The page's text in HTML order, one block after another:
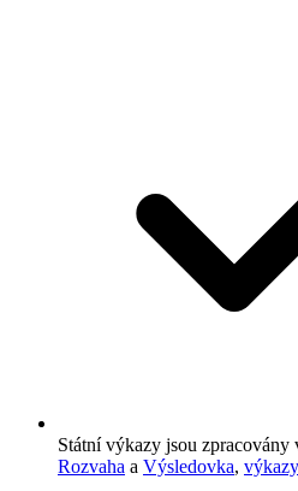
Státní výkazy jsou zpracovány
Rozvaha a Výsledovka,